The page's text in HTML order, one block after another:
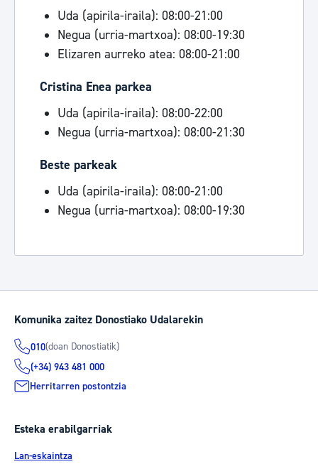
Uda (apirila-iraila): 08:00-21:00
Negua (urria-martxoa): 08:00-19:30
Elizaren aurreko atea: 08:00-21:00
Cristina Enea parkea
Uda (apirila-iraila): 08:00-22:00
Negua (urria-martxoa): 08:00-21:30
Beste parkeak
Uda (apirila-iraila): 08:00-21:00
Negua (urria-martxoa): 08:00-19:30
Komunika zaitez Donostiako Udalarekin
010(doan Donostiatik)
(+34) 943 481 000
Herritarren postontzia
Esteka erabilgarriak
Lan-eskaintza